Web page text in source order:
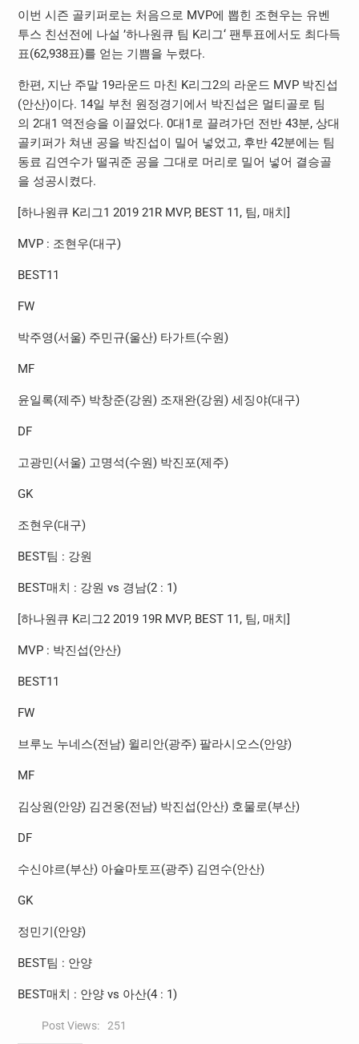
이번 시즌 골키퍼로는 처음으로 MVP에 뽑힌 조현우는 유벤
투스 친선전에 나설 ’하나원큐 팀 K리그‘ 팬투표에서도 최다득
표(62,938표)를 얻는 기쁨을 누렸다.
한편, 지난 주말 19라운드 마친 K리그2의 라운드 MVP 박진섭
(안산)이다. 14일 부천 원정경기에서 박진섭은 멀티골로 팀
의 2대1 역전승을 이끌었다. 0대1로 끌려가던 전반 43분, 상대
골키퍼가 쳐낸 공을 박진섭이 밀어 넣었고, 후반 42분에는 팀
동료 김연수가 떨궈준 공을 그대로 머리로 밀어 넣어 결승골
을 성공시켰다.
[하나원큐 K리그1 2019 21R MVP, BEST 11, 팀, 매치]
MVP : 조현우(대구)
BEST11
FW
박주영(서울) 주민규(울산) 타가트(수원)
MF
윤일록(제주) 박창준(강원) 조재완(강원) 세징야(대구)
DF
고광민(서울) 고명석(수원) 박진포(제주)
GK
조현우(대구)
BEST팀 : 강원
BEST매치 : 강원 vs 경남(2 : 1)
[하나원큐 K리그2 2019 19R MVP, BEST 11, 팀, 매치]
MVP : 박진섭(안산)
BEST11
FW
브루노 누네스(전남) 윌리안(광주) 팔라시오스(안양)
MF
김상원(안양) 김건웅(전남) 박진섭(안산) 호물로(부산)
DF
수신야르(부산) 아슐마토프(광주) 김연수(안산)
GK
정민기(안양)
BEST팀 : 안양
BEST매치 : 안양 vs 아산(4 : 1)
Post Views: 251